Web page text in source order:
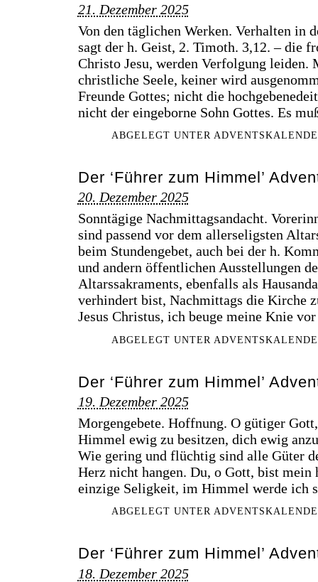
21. Dezember 2025
Von den täglichen Werken. Verhalten in
sagt der h. Geist, 2. Timoth. 3,12. – die
Christo Jesu, werden Verfolgung leiden.
christliche Seele, keiner wird
Freunde Gottes; nicht die
nicht der eingeborne Sohn Gottes. Es
ABGELEGT UNTER
Der ‘Führer zum Himmel’
20. Dezember 2025
Sonntägige Nachmittagsandacht.
sind passend vor dem allerseligsten
beim Stundengebet, auch bei der h.
und andern öffentlichen Ausstellungen
Altarssakraments, ebenfalls als
verhindert bist, Nachmittags die Kirche
Jesus Christus, ich beuge meine Knie
ABGELEGT UNTER
Der ‘Führer zum Himmel’
19. Dezember 2025
Morgengebete. Hoffnung. O gütiger
Himmel ewig zu besitzen, dich ewig
Wie gering und flüchtig sind alle Güter
Herz nicht hangen. Du, o Gott, bist mein
einzige Seligkeit, im Himmel werde
ABGELEGT UNTER
Der ‘Führer zum Himmel’
18. Dezember 2025